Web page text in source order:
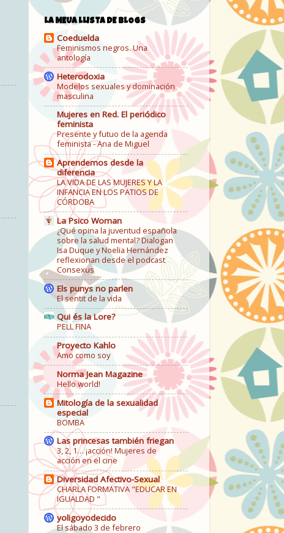
LA MEUA LLISTA DE BLOGS
Coeduelda
Feminismos negros. Una
antología
Heterodoxia
Modelos sexuales y dominación
masculina
Mujeres en Red. El periódico
feminista
Presente y futuo de la agenda
feminista - Ana de Miguel
Aprendemos desde la
diferencia
LA VIDA DE LAS MUJERES Y LA
INFANCIA EN LOS PATIOS DE
CÓRDOBA
La Psico Woman
¿Qué opina la juventud española
sobre la salud mental? Dialogan
Isa Duque y Noelia Hernández
reflexionan desde el podcast
Consexus
Els punys no parlen
El sentit de la vida
Qui és la Lore?
PELL FINA
Proyecto Kahlo
Amo como soy
Norma Jean Magazine
Hello world!
Mitología de la sexualidad
especial
BOMBA
Las princesas también friegan
3, 2, 1… ¡acción! Mujeres de
acción en el cine
Diversidad Afectivo-Sexual
CHARLA FORMATIVA "EDUCAR EN
IGUALDAD "
yoligoyodecido
El sábado 3 de febrero